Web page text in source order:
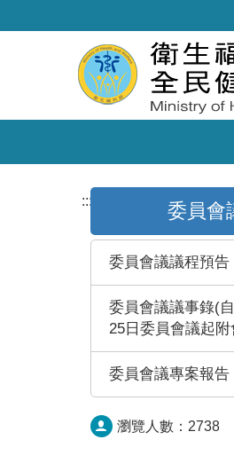
::: 委員會
委員會議議程預告
委員會議議事錄(
25日委員會議起
委員會議專案報告
瀏覽人數： 2738